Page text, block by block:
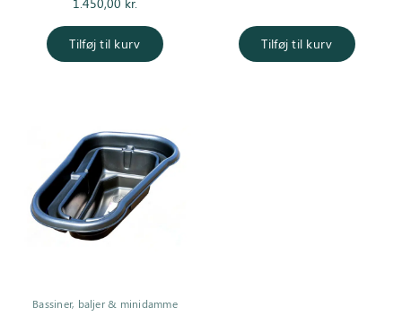
Tilføj til kurv Tilføj til kurv
Bassiner, baljer & minidamme